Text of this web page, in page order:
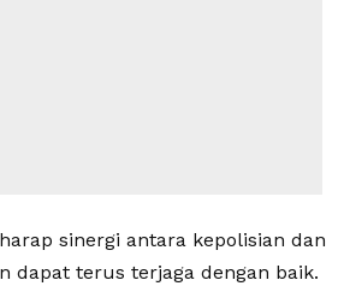
sinergi antara kepolisian dan
dapat terus terjaga dengan baik.